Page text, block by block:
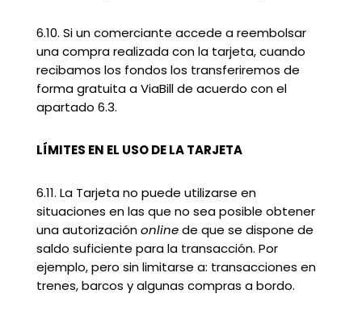
6.10. Si un comerciante accede a reembolsar
una compra realizada con la tarjeta, cuando
recibamos los fondos los transferiremos de
forma gratuita a ViaBill de acuerdo con el
apartado 6.3.
LÍMITES EN EL USO DE LA TARJETA
6.11. La Tarjeta no puede utilizarse en
situaciones en las que no sea posible obtener
una autorización online de que se dispone de
saldo suficiente para la transacción. Por
ejemplo, pero sin limitarse a: transacciones en
trenes, barcos y algunas compras a bordo.